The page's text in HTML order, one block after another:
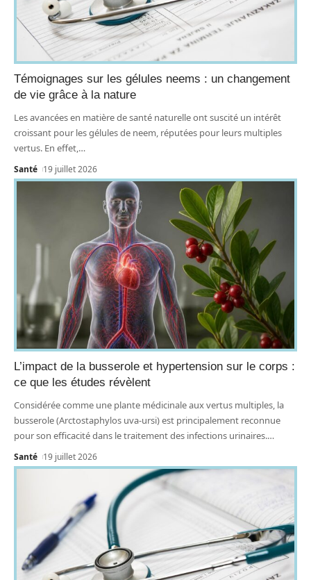
Témoignages sur les gélules neems : un changement
de vie grâce à la nature
Les avancées en matière de santé naturelle ont suscité un intérêt
croissant pour les gélules de neem, réputées pour leurs multiples
vertus. En effet,…
Santé 19 juillet 2026
L’impact de la busserole et hypertension sur le corps :
ce que les études révèlent
Considérée comme une plante médicinale aux vertus multiples, la
busserole (Arctostaphylos uva-ursi) est principalement reconnue
pour son efficacité dans le traitement des infections urinaires.…
Santé 19 juillet 2026